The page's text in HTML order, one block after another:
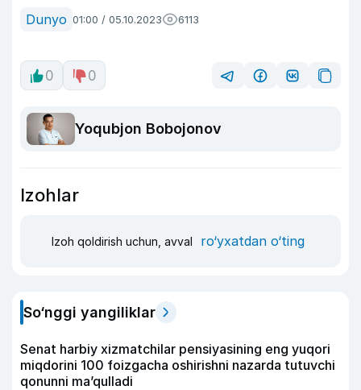
Dunyo 01:00 / 05.10.2023 6113
0 0
Yoqubjon Bobojonov
Izohlar
Izoh qoldirish uchun, avval ro‘yxatdan o‘ting
So‘nggi yangiliklar
Senat harbiy xizmatchilar pensiyasining eng yuqori
miqdorini 100 foizgacha oshirishni nazarda tutuvchi
qonunni ma’qulladi